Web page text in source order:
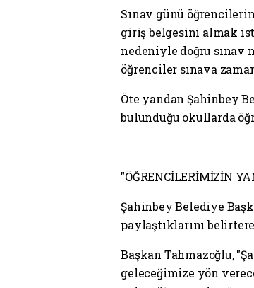
Sınav günü
giriş belgesini almak
nedeniyle doğru sınav
öğrenciler sınava
Öte yandan Şahinbey
bulunduğu okullarda
"ÖĞRENCİLERİMİZİN
Şahinbey Belediye
paylaştıklarını
Başkan Tahmazoğlu,
geleceğimize yön